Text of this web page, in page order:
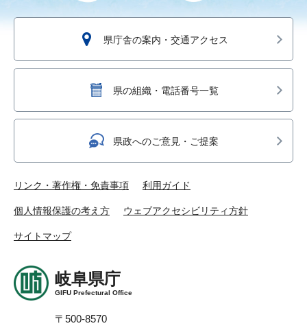
県庁舎の案内・交通アクセス
県の組織・電話番号一覧
県政へのご意見・ご提案
リンク・著作権・免責事項 利用ガイド
個人情報保護の考え方 ウェブアクセシビリティ方針
サイトマップ
岐阜県庁
GIFU Prefectural Office
〒500-8570